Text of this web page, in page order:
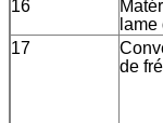
16
17
de